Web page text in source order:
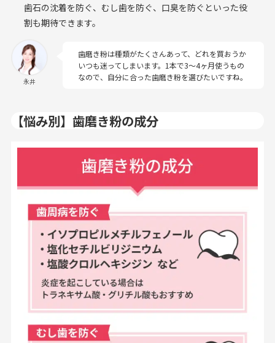
歯石の沈着を防ぐ、むし歯を防ぐ、口臭を防ぐといった役
割も期待できます。
永井
歯磨き粉は種類がたくさんあって、どれを買おうか
いつも迷ってしまいます。1本で3〜4ヶ月使うもの
なので、自分に合った歯磨き粉を選びたいですね。
【悩み別】歯磨き粉の成分